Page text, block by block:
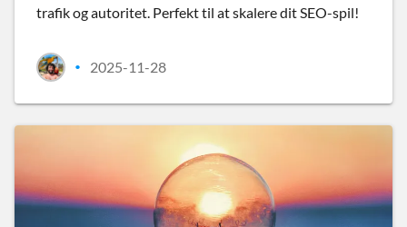
trafik og autoritet. Perfekt til at skalere dit SEO-spil!
• 2025-11-28